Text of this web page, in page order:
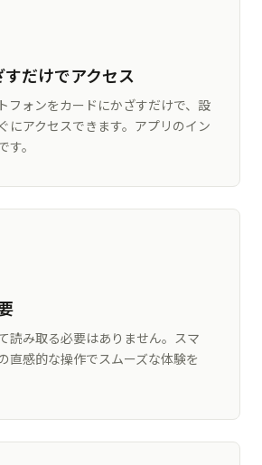
だけでアクセス
フォンをカードにかざすだけで、設
にアクセスできます。アプリのイン
。
読み取る必要はありません。スマ
直感的な操作でスムーズな体験を